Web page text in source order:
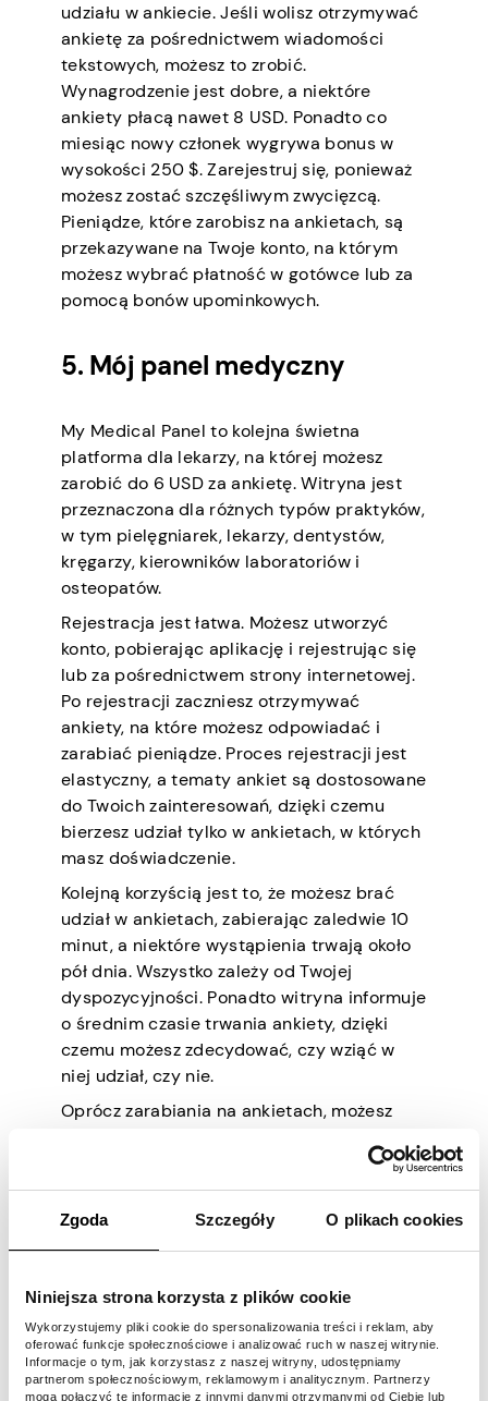
Zgoda Szczegóły O plikach cookies
Niniejsza strona korzysta z plików cookie
Wykorzystujemy pliki cookie do spersonalizowania treści i reklam, aby
oferować funkcje społecznościowe i analizować ruch w naszej witrynie.
Informacje o tym, jak korzystasz z naszej witryny, udostępniamy
partnerom społecznościowym, reklamowym i analitycznym. Partnerzy
mogą połączyć te informacje z innymi danymi otrzymanymi od Ciebie lub
udziału w ankiecie. Jeśli wolisz otrzymywać
ankietę za pośrednictwem wiadomości
tekstowych, możesz to zrobić.
Wynagrodzenie jest dobre, a niektóre
ankiety płacą nawet 8 USD. Ponadto co
miesiąc nowy członek wygrywa bonus w
wysokości 250 $. Zarejestruj się, ponieważ
możesz zostać szczęśliwym zwycięzcą.
Pieniądze, które zarobisz na ankietach, są
przekazywane na Twoje konto, na którym
możesz wybrać płatność w gotówce lub za
pomocą bonów upominkowych.
5. Mój panel medyczny
My Medical Panel to kolejna świetna
platforma dla lekarzy, na której możesz
zarobić do 6 USD za ankietę. Witryna jest
przeznaczona dla różnych typów praktyków,
w tym pielęgniarek, lekarzy, dentystów,
kręgarzy, kierowników laboratoriów i
osteopatów.
Rejestracja jest łatwa. Możesz utworzyć
konto, pobierając aplikację i rejestrując się
lub za pośrednictwem strony internetowej.
Po rejestracji zaczniesz otrzymywać
ankiety, na które możesz odpowiadać i
zarabiać pieniądze. Proces rejestracji jest
elastyczny, a tematy ankiet są dostosowane
do Twoich zainteresowań, dzięki czemu
bierzesz udział tylko w ankietach, w których
masz doświadczenie.
Kolejną korzyścią jest to, że możesz brać
udział w ankietach, zabierając zaledwie 10
minut, a niektóre wystąpienia trwają około
pół dnia. Wszystko zależy od Twojej
dyspozycyjności. Ponadto witryna informuje
o średnim czasie trwania ankiety, dzięki
czemu możesz zdecydować, czy wziąć w
niej udział, czy nie.
Oprócz zarabiania na ankietach, możesz
innym lekarzom. Mają dwa kanały wypłat.
Jednym z nich są wirtualne karty
przedpłacone (karta Mastercard lub VISA)
Walmart, Target i eBay.
6. Globalne badania M3